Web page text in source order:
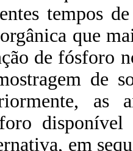
tempos
que
de fósforo
de
as
em